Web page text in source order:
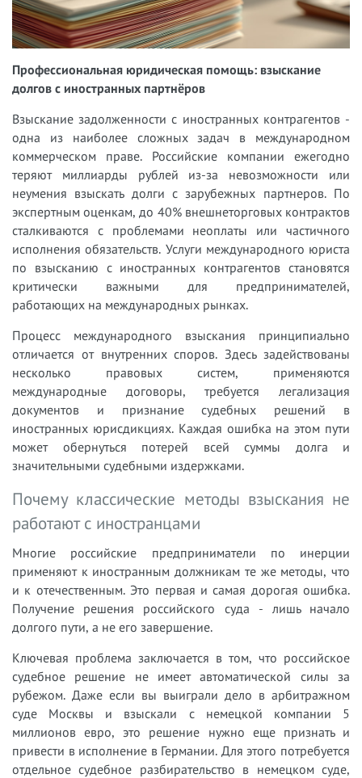
Профессиональная юридическая помощь: взыскание
долгов с иностранных партнёров
Взыскание задолженности с иностранных контрагентов -
одна из наиболее сложных задач в международном
коммерческом праве. Российские компании ежегодно
теряют миллиарды рублей из-за невозможности или
неумения взыскать долги с зарубежных партнеров. По
экспертным оценкам, до 40% внешнеторговых контрактов
сталкиваются с проблемами неоплаты или частичного
исполнения обязательств. Услуги международного юриста
по взысканию с иностранных контрагентов становятся
критически важными для предпринимателей,
работающих на международных рынках.
Процесс международного взыскания принципиально
отличается от внутренних споров. Здесь задействованы
несколько правовых систем, применяются
международные договоры, требуется легализация
документов и признание судебных решений в
иностранных юрисдикциях. Каждая ошибка на этом пути
может обернуться потерей всей суммы долга и
значительными судебными издержками.
Почему классические методы взыскания не
работают с иностранцами
Многие российские предприниматели по инерции
применяют к иностранным должникам те же методы, что
и к отечественным. Это первая и самая дорогая ошибка.
Получение решения российского суда - лишь начало
долгого пути, а не его завершение.
Ключевая проблема заключается в том, что российское
судебное решение не имеет автоматической силы за
рубежом. Даже если вы выиграли дело в арбитражном
суде Москвы и взыскали с немецкой компании 5
миллионов евро, это решение нужно еще признать и
привести в исполнение в Германии. Для этого потребуется
отдельное судебное разбирательство в немецком суде,